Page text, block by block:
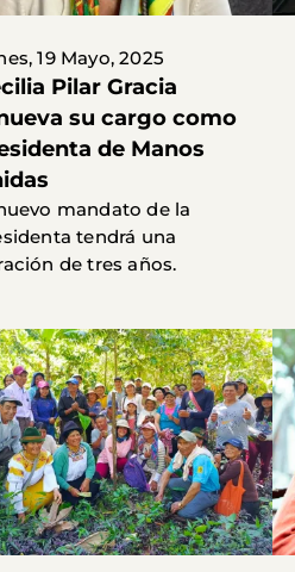
19 Mayo, 2025
Pilar Gracia
su cargo como
de Manos
mandato de la
tendrá una
de tres años.